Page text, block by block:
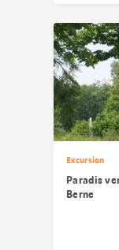
Excursion
Paradis
Berne